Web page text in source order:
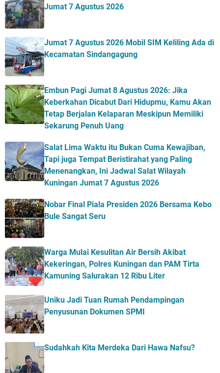
Jumat 7 Agustus 2026
Jumat 7 Agustus 2026 Mobil SIM Keliling Ada di
Kecamatan Sindangagung
Embun Pagi Jumat 8 Agustus 2026: Jika
Keberkahan Dicabut Dari Hidupmu, Kamu Akan
Tetap Berjalan Kelaparan Meskipun Memiliki
Sekarung Penuh Uang
Salat Lima Waktu itu Bukan Cuma Kewajiban,
Tapi juga Tempat Beristirahat yang Paling
Menenangkan, Ini Jadwal Salat Wilayah
Kuningan Jumat 7 Agustus 2026
Nobar Final Piala Presiden 2026 Bersama Kebo
Bule Sangat Seru
Warga Mulai Kesulitan Air Bersih Akibat
Kekeringan, Polres Kuningan dan PAM Tirta
Kamuning Salurakan 12 Ribu Liter
Uniku Jadi Tuan Rumah Pendampingan
Penyusunan Dokumen SPMI
Sudahkah Kita Merdeka Dari Hawa Nafsu?